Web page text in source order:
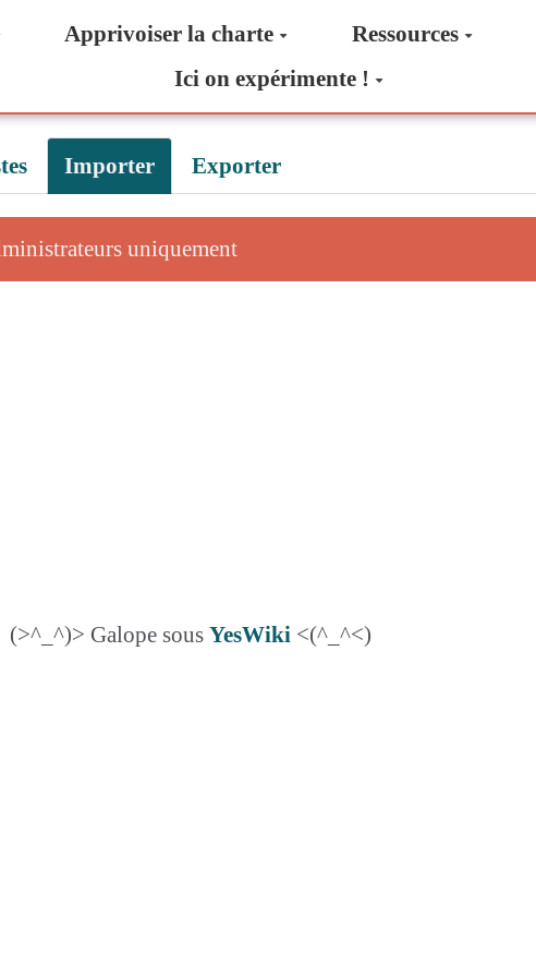
Apprivoiser la charte Ressources
Ici on expérimente !
Importer Exporter
uniquement
(>^_^)> Galope sous YesWiki <(^_^<)